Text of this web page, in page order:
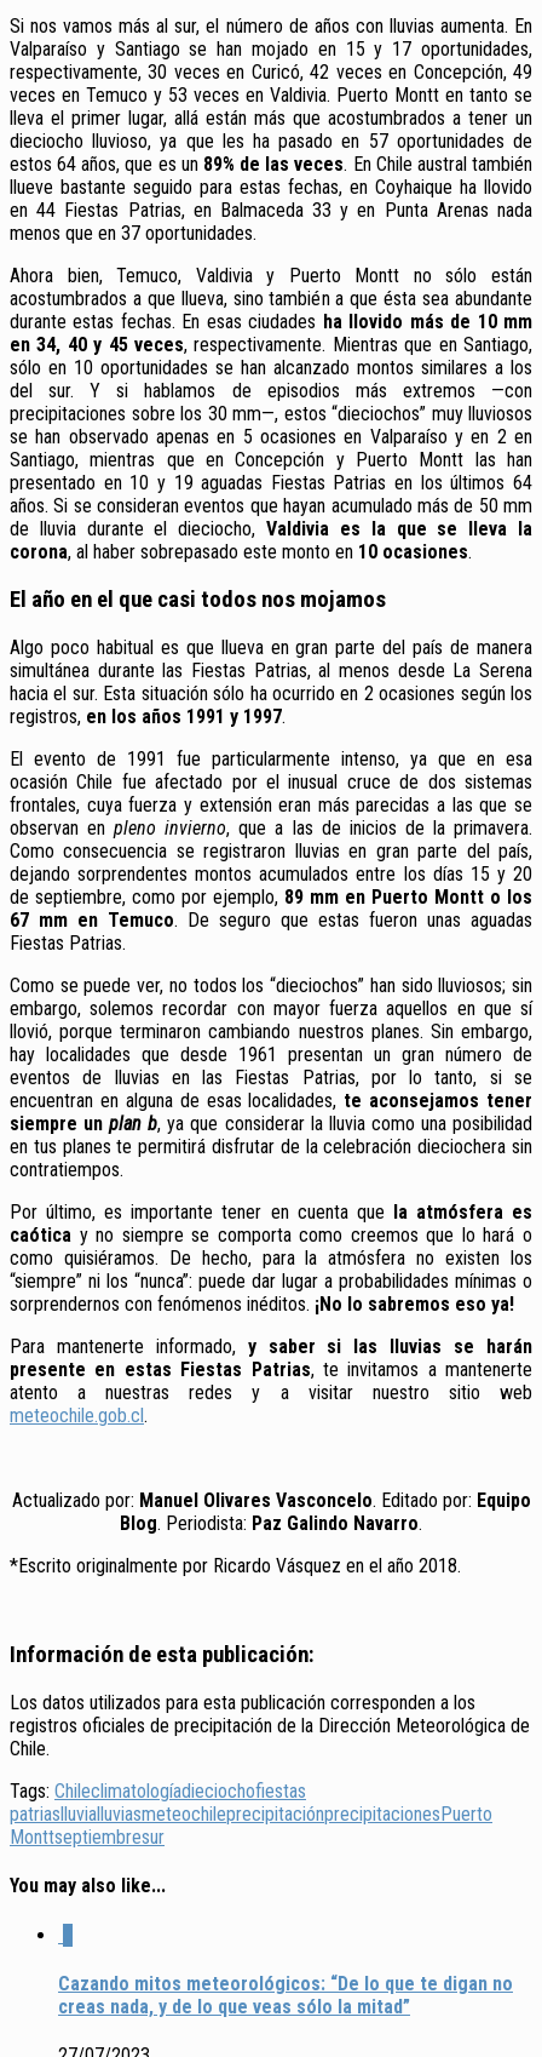
Si nos vamos más al sur, el número de años con lluvias aumenta. En
Valparaíso y Santiago se han mojado en 15 y 17 oportunidades,
respectivamente, 30 veces en Curicó, 42 veces en Concepción, 49
veces en Temuco y 53 veces en Valdivia. Puerto Montt en tanto se
lleva el primer lugar, allá están más que acostumbrados a tener un
dieciocho lluvioso, ya que les ha pasado en 57 oportunidades de
estos 64 años, que es un89% de las veces. En Chile austral también
llueve bastante seguido para estas fechas, en Coyhaique ha llovido
en 44 Fiestas Patrias, en Balmaceda 33 y en Punta Arenas nada
menos que en 37 oportunidades.
Ahora bien, Temuco, Valdivia y Puerto Montt no sólo están
acostumbrados a que llueva, sino también a que ésta sea abundante
durante estas fechas. En esas ciudades ha llovido más de 10 mm
en 34, 40 y 45 veces, respectivamente. Mientras que en Santiago,
sólo en 10 oportunidades se han alcanzado montos similares a los
del sur. Y si hablamos de episodios más extremos —con
precipitaciones sobre los 30 mm—, estos “dieciochos” muy lluviosos
se han observado apenas en 5 ocasiones en Valparaíso y en 2 en
Santiago, mientras que en Concepción y Puerto Montt las han
presentado en 10 y 19 aguadas Fiestas Patrias en los últimos 64
años. Si se consideran eventos que hayan acumulado más de 50 mm
de lluvia durante el dieciocho,Valdivia es la que se lleva la
corona, al haber sobrepasado este monto en 10 ocasiones.
El año en el que casi todos nos mojamos
Algo poco habitual es que llueva en gran parte del país de manera
simultánea durante las Fiestas Patrias, al menos desde La Serena
hacia el sur. Esta situación sólo ha ocurrido en 2 ocasiones según los
registros, en los años 1991 y 1997.
El evento de 1991 fue particularmente intenso, ya que en esa
ocasión Chile fue afectado por el inusual cruce de dos sistemas
frontales, cuya fuerza y extensión eran más parecidas a las que se
observan enpleno invierno, que a las de inicios de la primavera.
Como consecuencia se registraron lluvias en gran parte del país,
dejando sorprendentes montos acumulados entre los días 15 y 20
de septiembre, como por ejemplo, 89 mm en Puerto Montt o los
67 mm en Temuco. De seguro que estas fueron unas aguadas
Fiestas Patrias.
Como se puede ver, no todos los “dieciochos” han sido lluviosos; sin
embargo, solemos recordar con mayor fuerza aquellos en que sí
llovió, porque terminaron cambiando nuestros planes. Sin embargo,
hay localidades que desde 1961 presentan un gran número de
eventos de lluvias en las Fiestas Patrias, por lo tanto, si se
encuentran en alguna de esas localidades, te aconsejamos tener
siempre unplan b, ya que considerar la lluvia como una posibilidad
en tus planes te permitirá disfrutar de la celebración dieciochera sin
contratiempos.
Por último, es importante tener en cuenta que la atmósfera es
caótica y no siempre se comporta como creemos que lo hará o
como quisiéramos. De hecho, para la atmósfera no existen los
“siempre” ni los “nunca”: puede dar lugar a probabilidades mínimas o
sorprendernos con fenómenos inéditos. ¡No lo sabremos eso ya!
Para mantenerte informado, y saber si las lluvias se harán
presente en estas Fiestas Patrias, te invitamos a mantenerte
atento a nuestras redes y a visitar nuestro sitio web
meteochile.gob.cl.
Actualizado por: Manuel Olivares Vasconcelo. Editado por: Equipo
Blog. Periodista: Paz Galindo Navarro.
*Escrito originalmente por Ricardo Vásquez en el año 2018.
Información de esta publicación:
Los datos utilizados para esta publicación corresponden a los
registros oficiales de precipitación de la Dirección Meteorológica de
Chile.
Tags: Chileclimatologíadieciochofiestas
patrias lluvia lluviasmeteochileprecipitaciónprecipitaciones Puerto
Monttseptiembresur
You may also like...
Cazando mitos meteorológicos: “De lo que te digan no
creas nada, y de lo que veas sólo la mitad”